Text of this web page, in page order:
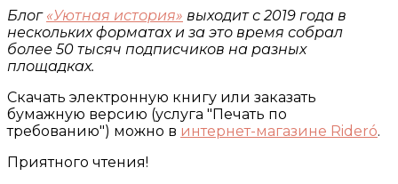
Блог «Уютная история» выходит с 2019 года в
нескольких форматах и за это время собрал
более 50 тысяч подписчиков на разных
площадках.
Скачать электронную книгу или заказать
бумажную версию (услуга "Печать по
требованию") можно в интернет-магазине Rideró.
Приятного чтения!